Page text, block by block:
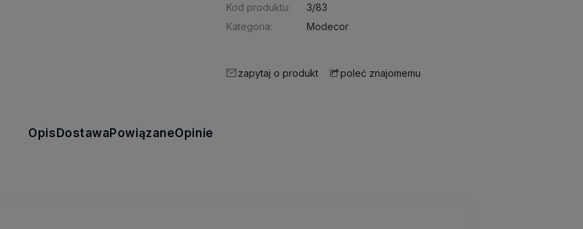
Kod produktu:
3/83
Kategoria:
Modecor
zapytaj o produkt poleć znajomemu
OpisDostawaPowiązaneOpinie